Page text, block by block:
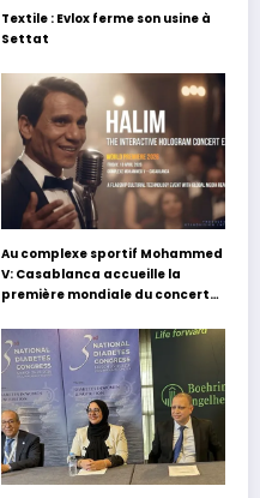
Textile : Evlox ferme son usine à
Settat
Au complexe sportif Mohammed
V: Casablanca accueille la
première mondiale du concert
Hafez